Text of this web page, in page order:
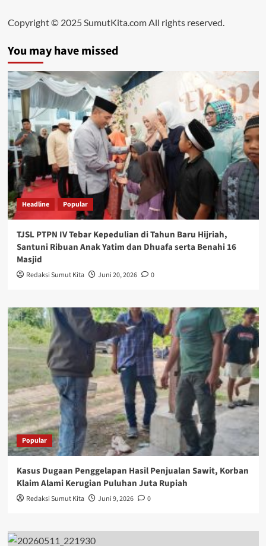
Copyright © 2025 SumutKita.com All rights reserved.
You may have missed
Headline Popular
TJSL PTPN IV Tebar Kepedulian di Tahun Baru Hijriah,
Santuni Ribuan Anak Yatim dan Dhuafa serta Benahi 16
Masjid
Redaksi Sumut Kita Juni 20, 2026 0
Popular
Kasus Dugaan Penggelapan Hasil Penjualan Sawit, Korban
Klaim Alami Kerugian Puluhan Juta Rupiah
Redaksi Sumut Kita Juni 9, 2026 0